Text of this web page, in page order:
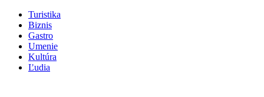
Turistika
Biznis
Gastro
Umenie
Kultúra
Ľudia